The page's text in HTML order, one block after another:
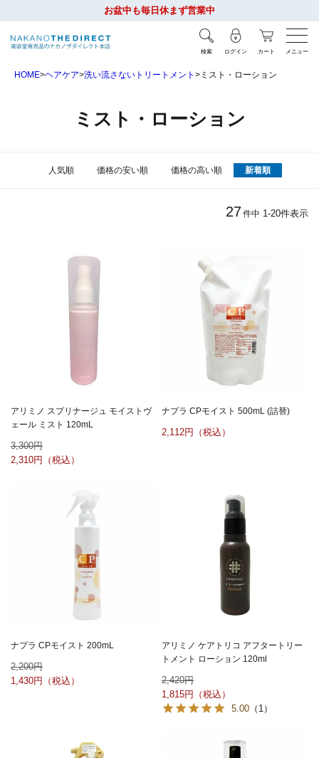
お盆中も毎日休まず営業中
検索 ログイン カート メニュー
HOME ヘアケア 洗い流さないトリートメント ミスト・ローション
ミスト・ローション
人気順 価格の安い順 価格の高い順 新着順
27件中 1-20件表示
アリミノ スプリナージュ モイストヴ
ェール ミスト 120mL
3,300
2,310
ナプラ CPモイスト 500mL (詰替)
2,112
ナプラ CPモイスト 200mL
2,200
1,430
アリミノ ケアトリコ アフタートリー
トメント ローション 120ml
2,420
1,815
5.00 （1）